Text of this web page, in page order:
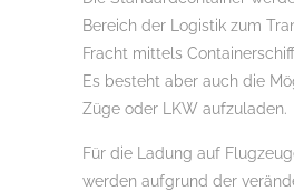
Bereich der Logistik zum
Fracht mittels
Es besteht aber auch die
Züge oder LKW aufzuladen.
Für die Ladung auf
werden aufgrund der